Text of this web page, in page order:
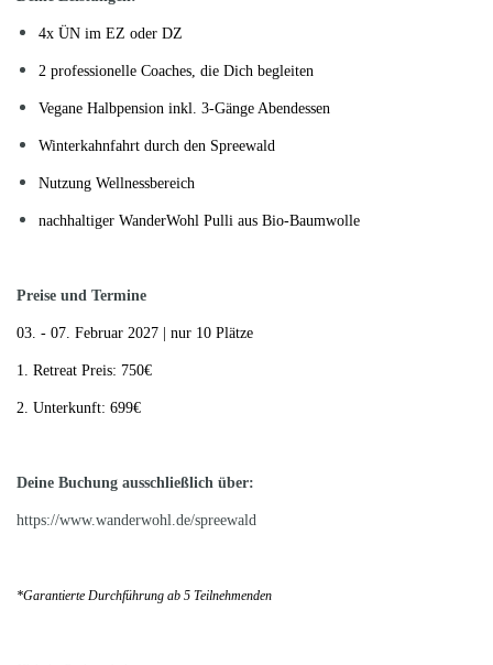
4x ÜN im EZ oder DZ
2 professionelle Coaches, die Dich begleiten
Vegane Halbpension inkl. 3-Gänge Abendessen
Winterkahnfahrt durch den Spreewald
Nutzung Wellnessbereich
nachhaltiger WanderWohl Pulli aus Bio-Baumwolle
Preise und Termine
03. - 07. Februar 2027 | nur 10 Plätze
1. Retreat Preis: 750€
2. Unterkunft: 699€
Deine Buchung ausschließlich über:
https://www.wanderwohl.de/spreewald
*Garantierte Durchführung ab 5 Teilnehmenden